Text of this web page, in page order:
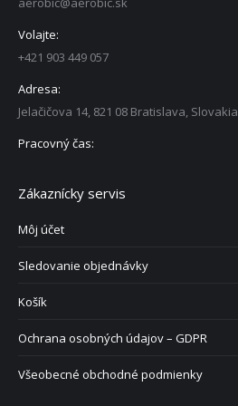
Volajte:
+421 903 449 057
Adresa:
Jelačičova 14, 821 08 Bratislava, Slovakia
Pracovný čas:
Zákaznícky servis
Môj účet
Sledovanie objednávky
Košík
Ochrana osobných údajov – GDPR
Všeobecné obchodné podmienky